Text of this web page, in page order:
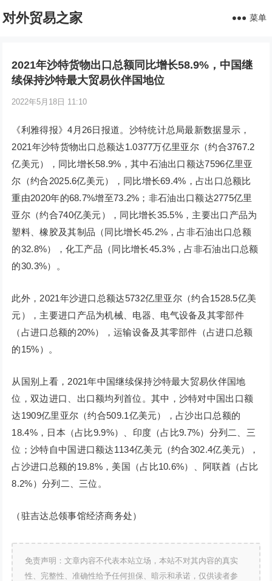
对外贸易之家 菜单
2021年沙特货物出口总额同比增长58.9%，中国继
续保持沙特最大贸易伙伴国地位
2022年5月18日 11:10
《利雅得报》4月26日报道。沙特统计总局最新数据显示，
2021年沙特货物出口总额达1.0377万亿里亚尔（约合3767.2
亿美元），同比增长58.9%，其中石油出口额达7596亿里亚
尔（约合2025.6亿美元），同比增长69.4%，占出口总额比
重由2020年的68.7%增至73.2%；非石油出口额达2775亿里
亚尔（约合740亿美元），同比增长35.5%，主要出口产品为
塑料、橡胶及其制品（同比增长45.2%，占非石油出口总额
的32.8%），化工产品（同比增长45.3%，占非石油出口总额
的30.3%）。
此外，2021年沙进口总额达5732亿里亚尔（约合1528.5亿美
元），主要进口产品为机械、电器、电气设备及其零部件
（占进口总额的20%），运输设备及其零部件（占进口总额
的15%）。
从国别上看，2021年中国继续保持沙特最大贸易伙伴国地
位，双边进口、出口额均列首位。其中，沙特对中国出口额
达1909亿里亚尔（约合509.1亿美元），占沙出口总额的
18.4%，日本（占比9.9%）、印度（占比9.7%）分列二、三
位；沙特自中国进口额达1134亿美元（约合302.4亿美元），
占沙进口总额的19.8%，美国（占比10.6%）、阿联酋（占比
8.2%）分列二、三位。
（驻吉达总领事馆经济商务处）
免责声明：文章内容不代表本站立场，本站不对其内容的真实
性、完整性、准确性给予任何担保、暗示和承诺，仅供读者参